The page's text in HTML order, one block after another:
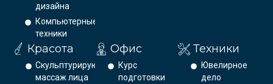
дизайна
Компьютерные
техники
Красота
Скульптурирующий
массаж лица
Офис
Курс
подготовки
Техники
Ювелирное
дело